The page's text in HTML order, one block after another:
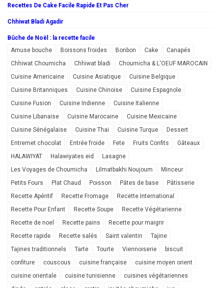
Recettes De Cake Facile Rapide Et Pas Cher
Chhiwat Bladi Agadir
Bûche de Noël : la recette facile
Amuse bouche
Boissons froides Bonbon Cake
Canapés
Chhiwat Choumicha
Chhiwat bladi
Choumicha & L'OEUF MAROCAIN
Cuisine Americaine
Cuisine Asiatique
Cuisine Belgique
Cuisine Britanniques
Cuisine Chinoise
Cuisine Espagnole
Cuisine Fusion
Cuisine Indienne
Cuisine Italienne
Cuisine Libanaise
Cuisine Marocaine
Cuisine Mexicaine
Cuisine Sénégalaise
Cuisine Thai Cuisine Turque
Dessert
Entremet chocolat
Entrée froide Fete Fruits Confits
Gâteaux
HALAWIYAT
Halawiyates eid
Lasagne
Les Voyages de Choumicha
Lilmatbakhi Noujoum
Minceur
Petits Fours
Plat Chaud Poisson Pâtes de base
Pâtisserie
Recette Apéritif
Recette Fromage
Recette International
Recette Pour Enfant
Recette Soupe
Recette Végétarienne
Recette de noel
Recette pains
Recette pour maigrir
Recette rapide
Recette salés Saint valentin
Tajine
Tajines traditionnels
Tarte Tourte Viennoiserie
biscuit
confiture
couscous cuisine française
cuisine moyen orient
cuisine orientale
cuisine tunisienne
cuisines végétariennes